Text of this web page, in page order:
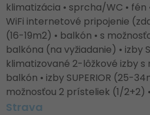
klimatizácia • sprcha/WC • fén
WiFi internetové pripojenie
(16-19m2) • balkón • s
balkóna (na vyžiadanie) • izby
klimatizované 2-lôžkové izby s
balkón • izby SUPERIOR (25-
možnosťou 2 prísteliek (1/2+2)
Strava